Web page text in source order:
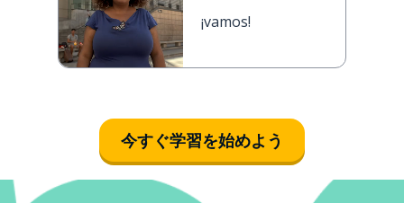
¡vamos!
今すぐ学習を始めよう